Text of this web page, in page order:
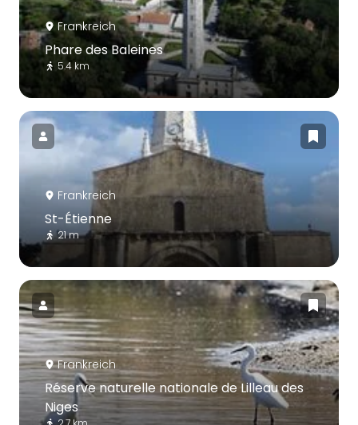
Frankreich
Phare des Baleines
5.4 km
Frankreich
St-Étienne
21 m
Frankreich
Réserve naturelle nationale de Lilleau des
Niges